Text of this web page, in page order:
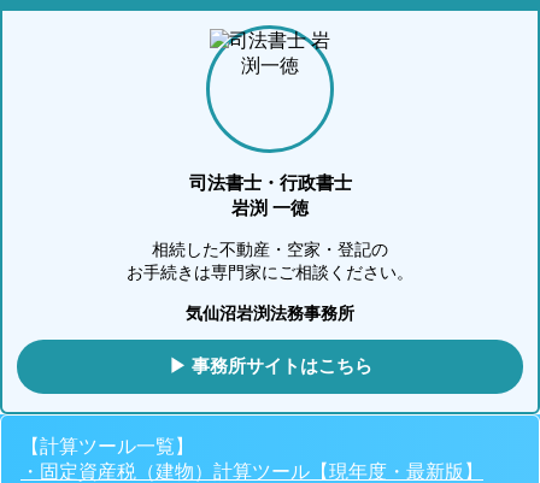
司法書士・行政書士
岩渕 一徳
相続した不動産・空家・登記の
お手続きは専門家にご相談ください。
気仙沼岩渕法務事務所
▶ 事務所サイトはこちら
【計算ツール一覧】
・固定資産税（建物）計算ツール【現年度・最新版】